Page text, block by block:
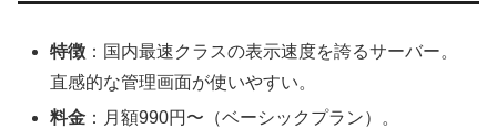
特徴 ：国内最速クラスの表示速度を誇るサーバー。
直感的な管理画面が使いやすい。
料金 ：月額990円〜（ベーシックプラン）。